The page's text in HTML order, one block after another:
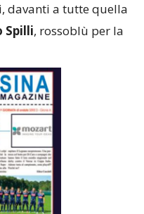
davanti a tutte quella
Spilli, rossoblù per la